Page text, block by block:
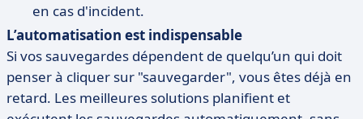
en cas d'incident.
L’automatisation est indispensable
Si vos sauvegardes dépendent de quelqu’un qui doit
penser à cliquer sur "sauvegarder", vous êtes déjà en
retard. Les meilleures solutions planifient et